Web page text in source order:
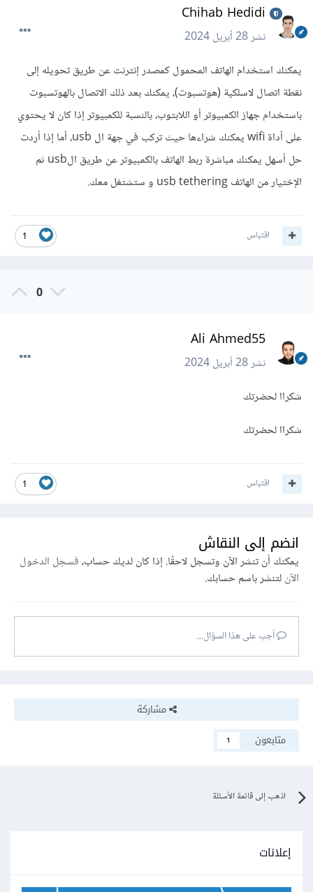
Chihab Hedidi
نشر28 أبريل 2024
يمكنك استخدام الهاتف المحمول كمصدر إنترنت عن طريق تحويله إلى
نقطة اتصال لاسلكية (هوتسبوت)، يمكنك بعد ذلك الاتصال بالهوتسبوت
باستخدام جهاز الكمبيوتر أو اللابتوب، بالنسبة للكمبيوتر إذا كان لا يحتوي
على أداة wifi يمكنك شراءها حيث تركب في جهة ال usb، أما إذا أردت
حل أسهل يمكنك مباشرة ربط الهاتف بالكمبيوتر عن طريق الusb ثم
الإختيار من الهاتف usb tethering و ستشتغل معك.
1 اقتباس
0
Ali Ahmed55
نشر28 أبريل 2024
شكراا لحضرتك
شكراا لحضرتك
1 اقتباس
انضم إلى النقاش
يمكنك أن تنشر الآن وتسجل لاحقًا. إذا كان لديك حساب،فسجل الدخول
الآنلتنشر باسم حسابك.
أجب على هذا السؤال...
مشاركة
متابعون
1
اذهب إلى قائمة الأسئلة
إعلانات